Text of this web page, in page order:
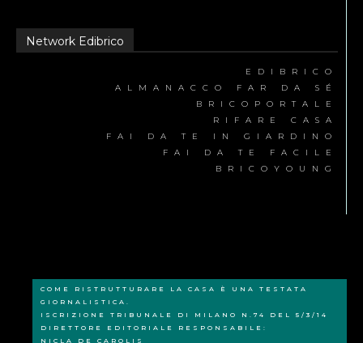
Network Edibrico
EDIBRICO
ALMANACCO FAR DA SÉ
BRICOPORTALE
RIFARE CASA
FAI DA TE IN GIARDINO
FAI DA TE FACILE
BRICOYOUNG
COME RISTRUTTURARE LA CASA È UNA TESTATA
GIORNALISTICA.
ISCRIZIONE TRIBUNALE DI MILANO N.74 DEL 5/3/14
DIRETTORE EDITORIALE RESPONSABILE:
NICLA DE CAROLIS